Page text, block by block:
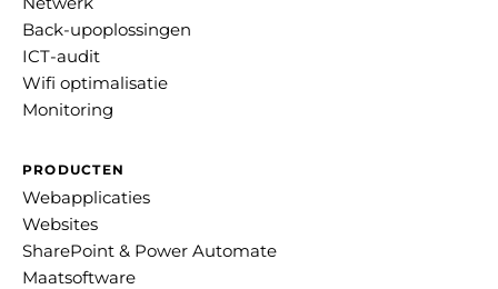
Back-upoplossingen
ICT-audit
Wifi optimalisatie
Monitoring
PRODUCTEN
Webapplicaties
Websites
SharePoint & Power Automate
Maatsoftware